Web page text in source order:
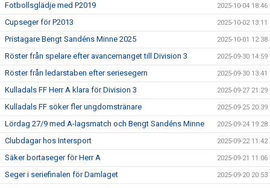
Fotbollsglädje med P2019 2025-10-04 18:46
Cupseger för P2013 2025-10-02 13:11
Pristagare Bengt Sandéns Minne 2025 2025-10-01 12:38
Röster från spelare efter avancemanget till Division 3 2025-09-30 14:59
Röster från ledarstaben efter seriesegern 2025-09-30 13:41
Kulladals FF Herr A klara för Division 3 2025-09-27 21:29
Kulladals FF söker fler ungdomstränare 2025-09-25 20:39
Lördag 27/9 med A-lagsmatch och Bengt Sandéns Minne 2025-09-24 19:28
Clubdagar hos Intersport 2025-09-22 11:42
Säker bortaseger för Herr A 2025-09-21 11:06
Seger i seriefinalen för Damlaget 2025-09-20 20:53